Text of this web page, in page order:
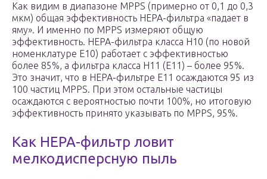
Как видим в диапазоне MPPS (примерно от 0,1 до 0,3
мкм) общая эффективность HEPA-фильтра «падает в
яму». И именно по MPPS измеряют общую
эффективность. HEPA-фильтра класса H10 (по новой
номенклатуре E10) работает с эффективностью
более 85%, а фильтра класса H11 (E11) – более 95%.
Это значит, что в HEPA-фильтре E11 осаждаются 95 из
100 частиц MPPS. При этом остальные частицы
осаждаются с вероятностью почти 100%, но итоговую
эффективность принято указывать по MPPS, 95%.
Как HEPA-фильтр ловит
мелкодисперсную пыль